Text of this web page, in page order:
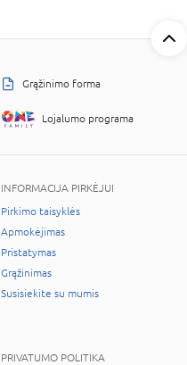
Grąžinimo forma
Lojalumo programa
INFORMACIJA PIRKĖJUI
Pirkimo taisyklės
Apmokėjimas
Pristatymas
Grąžinimas
Susisiekite su mumis
PRIVATUMO POLITIKA